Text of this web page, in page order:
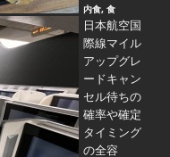
内食, 食
日本航空国
際線マイル
アップグレ
ードキャン
セル待ちの
確率や確定
タイミング
の全容